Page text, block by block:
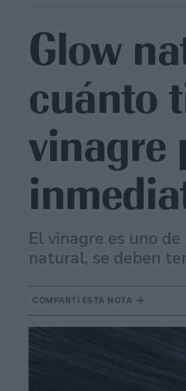
Glow
cuánto
vinagre
El vinagre es uno
natural, se deben
COMPARTÍ ESTA NOTA